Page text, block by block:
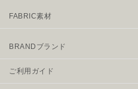
FABRIC素材
BRANDブランド
ご利用ガイド